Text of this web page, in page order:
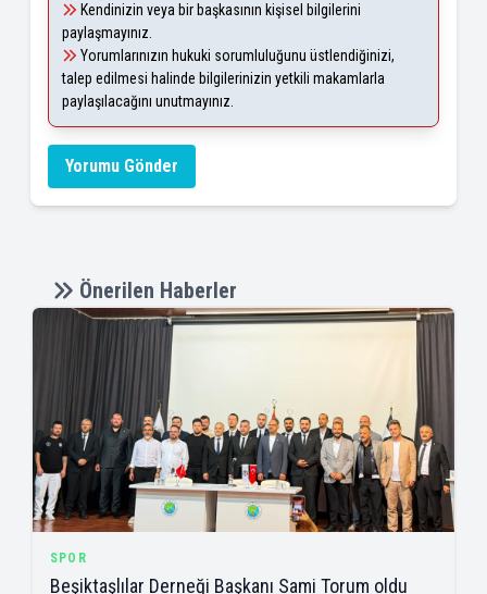
Kendinizin veya bir başkasının kişisel bilgilerini
paylaşmayınız.
Yorumlarınızın hukuki sorumluluğunu üstlendiğinizi,
talep edilmesi halinde bilgilerinizin yetkili makamlarla
paylaşılacağını unutmayınız.
Yorumu Gönder
Önerilen Haberler
SPOR
Beşiktaşlılar Derneği Başkanı Sami Torum oldu